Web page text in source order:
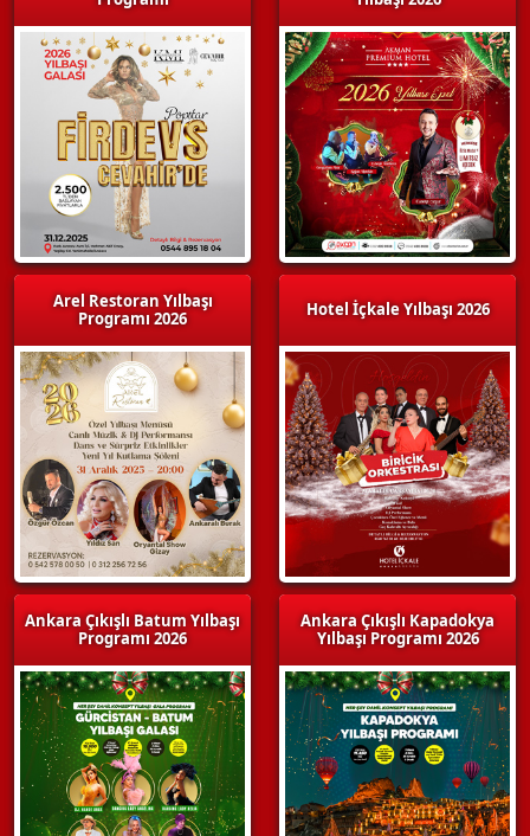
Arel Restoran Yılbaşı
Programı 2026
Ankara Çıkışlı Batum Yılbaşı
Programı 2026
Hotel İçkale Yılbaşı 2026
Ankara Çıkışlı Kapadokya
Yılbaşı Programı 2026